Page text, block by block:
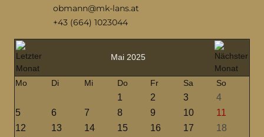
obmann@mk-lans.at
+43 (664) 1023044
Mai 2025
Mo Di Mi Do Fr Sa So
1 2 3
4
5
6 7 8 9 10
11
12
13 14 15 16 17
18